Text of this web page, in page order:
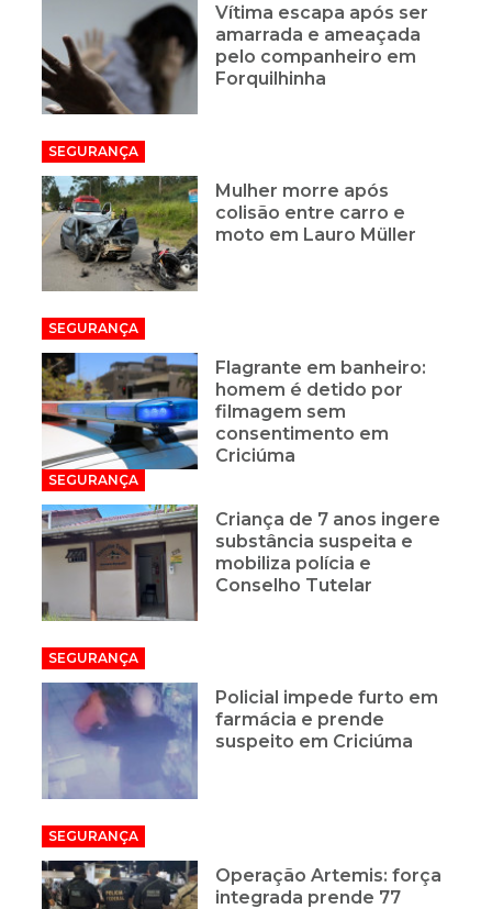
Vítima escapa após ser
amarrada e ameaçada
pelo companheiro em
Forquilhinha
SEGURANÇA
Mulher morre após
colisão entre carro e
moto em Lauro Müller
SEGURANÇA
Flagrante em banheiro:
homem é detido por
filmagem sem
consentimento em
Criciúma
SEGURANÇA
Criança de 7 anos ingere
substância suspeita e
mobiliza polícia e
Conselho Tutelar
SEGURANÇA
Policial impede furto em
farmácia e prende
suspeito em Criciúma
SEGURANÇA
Operação Artemis: força
integrada prende 77